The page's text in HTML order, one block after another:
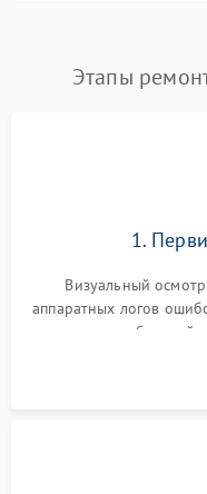
Программные сбои
Влага и внешные
Этапы
1.
Визуальный
аппаратных логов
питания и базовой
корпуса для